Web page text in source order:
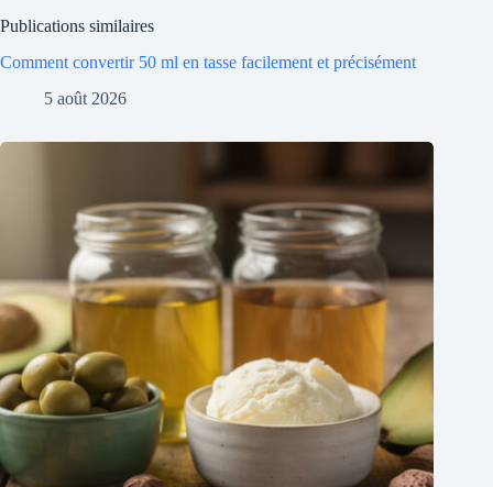
Publications similaires
Comment convertir 50 ml en tasse facilement et précisément
5 août 2026